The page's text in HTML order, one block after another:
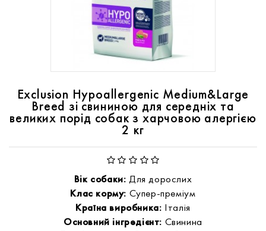
Exclusion Hypoallergenic Medium&Large
Breed зі свининою для середніх та
великих порід собак з харчовою алергією
2 кг
Вік собаки: Для дорослих
Клас корму: Супер-преміум
Країна виробника: Італія
Основний інгредієнт: Свинина